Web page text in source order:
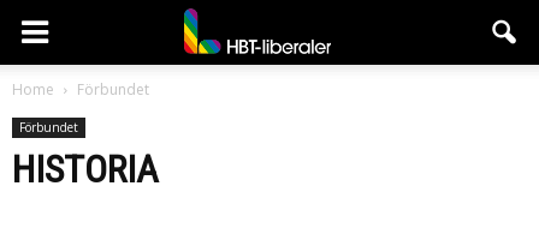
HBT-
liberaler
Home Förbundet
Förbundet
HISTORIA